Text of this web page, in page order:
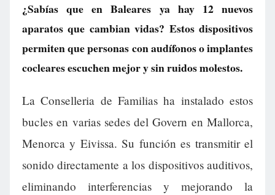
¿Sabías que en Baleares ya hay 12 nuevos
aparatos que cambian vidas? Estos dispositivos
permiten que personas con audífonos o implantes
cocleares escuchen mejor y sin ruidos molestos.
La Conselleria de Familias ha instalado estos
bucles en varias sedes del Govern en Mallorca,
Menorca y Eivissa. Su función es transmitir el
sonido directamente a los dispositivos auditivos,
eliminando interferencias y mejorando la